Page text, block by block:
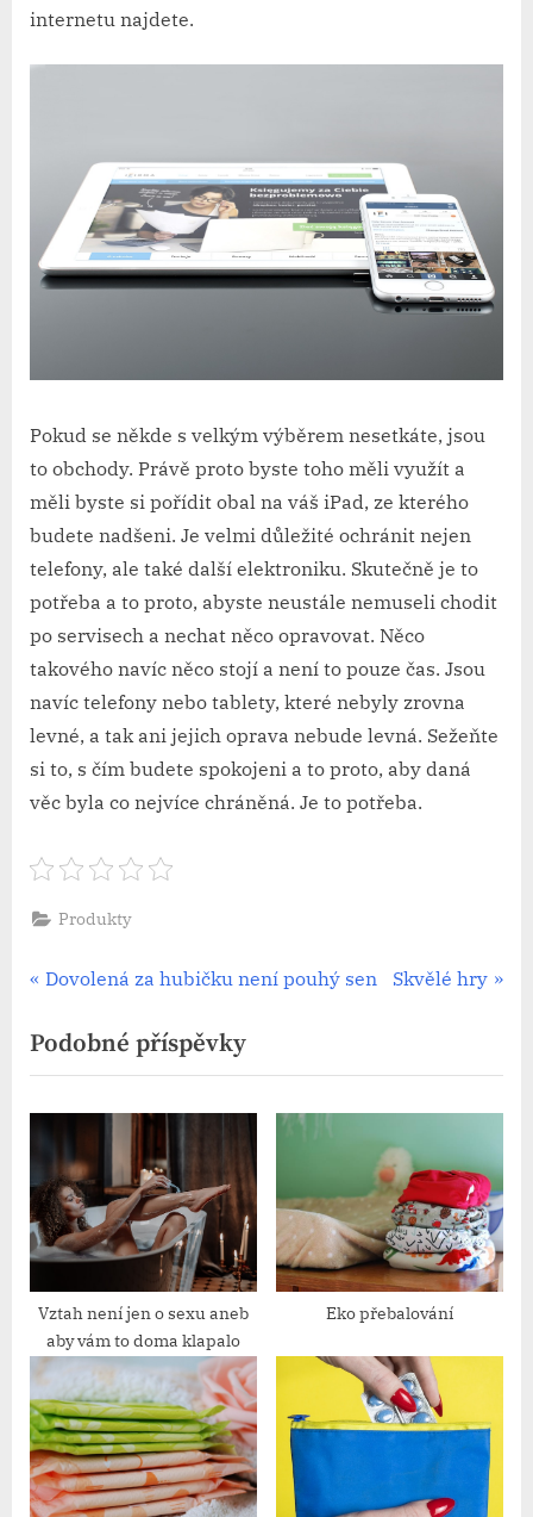
internetu najdete.
Pokud se někde s velkým výběrem nesetkáte, jsou
to obchody. Právě proto byste toho měli využít a
měli byste si pořídit obal na váš iPad, ze kterého
budete nadšeni. Je velmi důležité ochránit nejen
telefony, ale také další elektroniku. Skutečně je to
potřeba a to proto, abyste neustále nemuseli chodit
po servisech a nechat něco opravovat. Něco
takového navíc něco stojí a není to pouze čas. Jsou
navíc telefony nebo tablety, které nebyly zrovna
levné, a tak ani jejich oprava nebude levná. Sežeňte
si to, s čím budete spokojeni a to proto, aby daná
věc byla co nejvíce chráněná. Je to potřeba.
Produkty
Navigace
pro
příspěvek
P
e
v
i
o
u
s
P
s
t
Dovolená za hubičku není pouhý sen
N
t
P
o
s
t
:
Skvělé hry
Podobné příspěvky
Vztah není jen o sexu aneb
aby vám to doma klapalo
Eko přebalování